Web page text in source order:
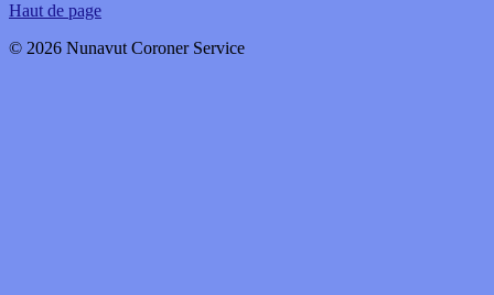
Haut de page
© 2026 Nunavut Coroner Service